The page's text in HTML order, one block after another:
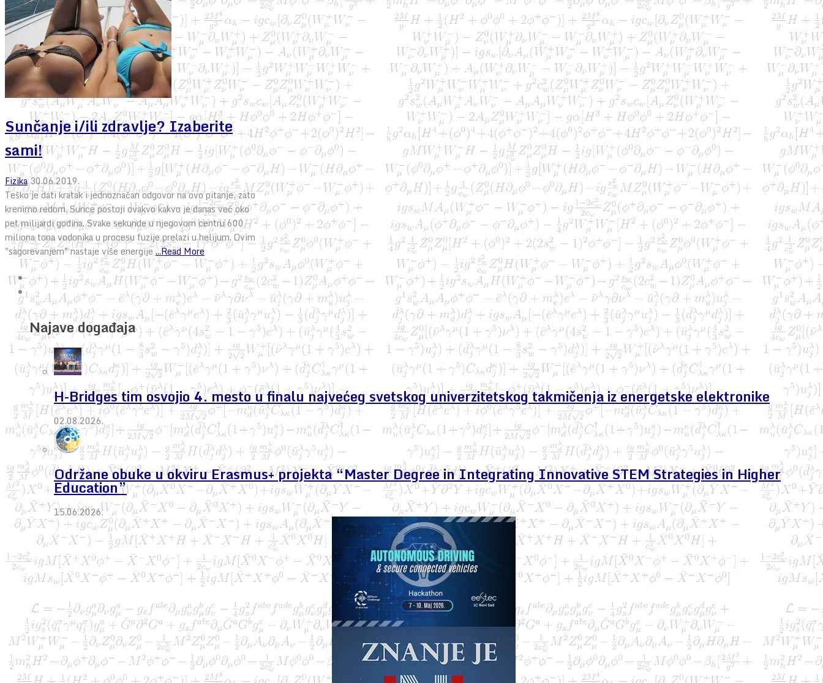
Sunčanje i/ili zdravlje? Izaberite
sami!
Fizika 30.06.2019.
Teško je dati kratak i jednoznačan odgovor na ovo pitanje, zato
krenimo redom. Sunce postoji ovakvo kakvo je danas već oko
pet milijardi godina. Svake sekunde u njegovom centru 600
miliona tona vodonika u procesu fuzije prelazi u helijum. Ovim
"sagorevanjem" nastaje više energije...Read More
Najave događaja
H-Bridges tim osvojio 4. mesto u finalu najvećeg svetskog univerzitetskog takmičenja iz energetske elektronike
02.08.2026.
Održane obuke u okviru Erasmus+ projekta “Master Degree in Integrating Innovative STEM Strategies in Higher
Education”
15.06.2026.